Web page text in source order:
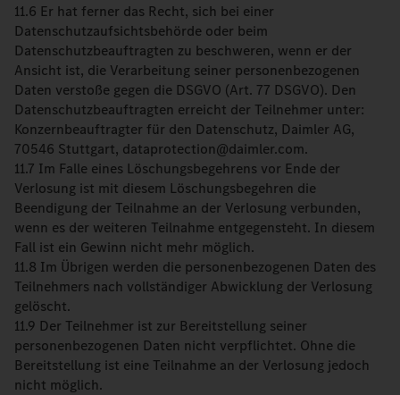
11.6 Er hat ferner das Recht, sich bei einer
Datenschutzaufsichtsbehörde oder beim
Datenschutzbeauftragten zu beschweren, wenn er der
Ansicht ist, die Verarbeitung seiner personenbezogenen
Daten verstoße gegen die DSGVO (Art. 77 DSGVO). Den
Datenschutzbeauftragten erreicht der Teilnehmer unter:
Konzernbeauftragter für den Datenschutz, Daimler AG,
70546 Stuttgart, dataprotection@daimler.com.
11.7 Im Falle eines Löschungsbegehrens vor Ende der
Verlosung ist mit diesem Löschungsbegehren die
Beendigung der Teilnahme an der Verlosung verbunden,
wenn es der weiteren Teilnahme entgegensteht. In diesem
Fall ist ein Gewinn nicht mehr möglich.
11.8 Im Übrigen werden die personenbezogenen Daten des
Teilnehmers nach vollständiger Abwicklung der Verlosung
gelöscht.
11.9 Der Teilnehmer ist zur Bereitstellung seiner
personenbezogenen Daten nicht verpflichtet. Ohne die
Bereitstellung ist eine Teilnahme an der Verlosung jedoch
nicht möglich.